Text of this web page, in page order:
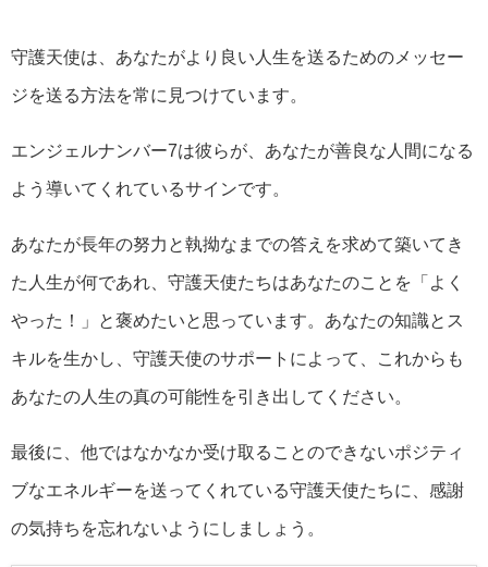
守護天使は、あなたがより良い人生を送るためのメッセー
ジを送る方法を常に見つけています。
エンジェルナンバー7は彼らが、あなたが善良な人間になる
よう導いてくれているサインです。
あなたが長年の努力と執拗なまでの答えを求めて築いてき
た人生が何であれ、守護天使たちはあなたのことを「よく
やった！」と褒めたいと思っています。あなたの知識とス
キルを生かし、守護天使のサポートによって、これからも
あなたの人生の真の可能性を引き出してください。
最後に、他ではなかなか受け取ることのできないポジティ
ブなエネルギーを送ってくれている守護天使たちに、感謝
の気持ちを忘れないようにしましょう。